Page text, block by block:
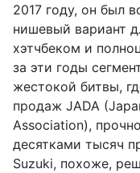
2017 году, он был
нишевый вариант
хэтчбеком и
за эти годы
жестокой битвы,
продаж JADA
Association),
десятками тысяч
Suzuki, похоже,